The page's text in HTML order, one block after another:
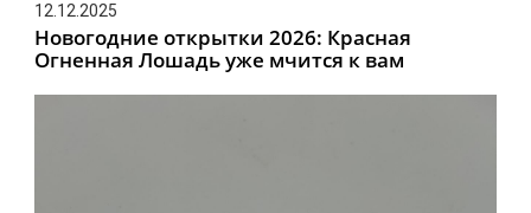
12.12.2025
Новогодние открытки 2026: Красная
Огненная Лошадь уже мчится к вам